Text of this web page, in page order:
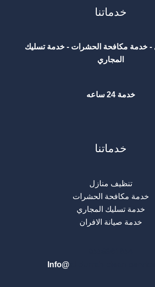
خدماتنا
- خدمة مكافحة الحشرات - خدمة تسليك
المجاري
خدمة 24 ساعه
خدماتنا
تنظيف منازل
خدمة مكافحة الحشرات
خدمة تسليك المجاري
خدمة صيانة الافران
Info@